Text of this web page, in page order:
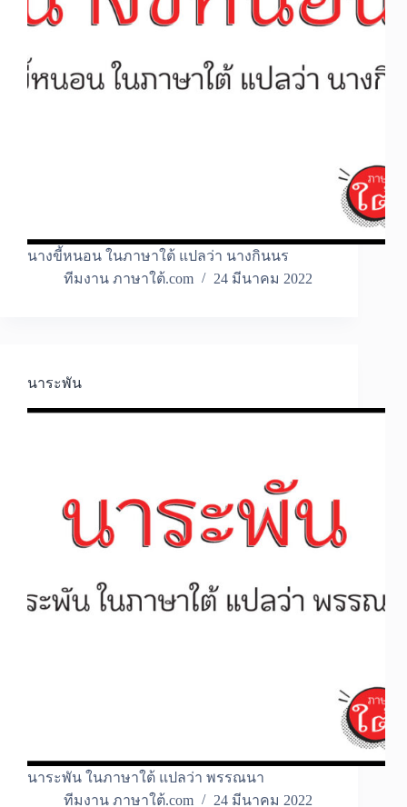
นางขี้หนอน ในภาษาใต้ แปลว่า นางกินนร
ทีมงาน ภาษาใต้.com
24 มีนาคม 2022
นาระพัน
นาระพัน ในภาษาใต้ แปลว่า พรรณนา
ทีมงาน ภาษาใต้.com
24 มีนาคม 2022